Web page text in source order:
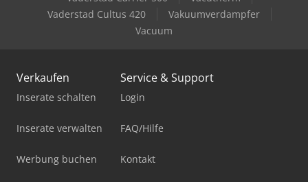
Vaderstad Cultus 420
Vakuumverdampfer
Vacuum
Verkaufen
Inserate schalten
Inserate verwalten
Werbung buchen
Service & Support
Login
FAQ/Hilfe
Kontakt